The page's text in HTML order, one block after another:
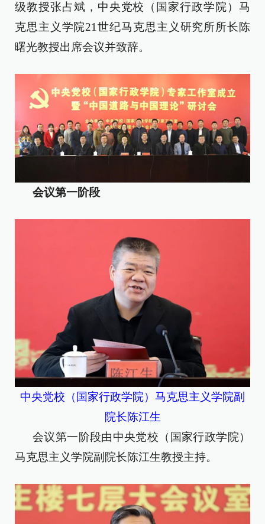
级教授张占斌，中央党校（国家行政学院）马
克思主义学院21世纪马克思主义研究所所长陈
曙光教授出席会议并致辞。
会议第一阶段
中央党校（国家行政学院）马克思主义学院副
院长陈江生
会议第一阶段由中央党校（国家行政学院）
马克思主义学院副院长陈江生教授主持。